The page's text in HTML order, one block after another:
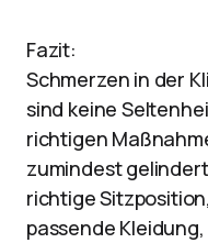
Fazit:
Schmerzen in der
sind keine
richtigen
zumindest
richtige
passende